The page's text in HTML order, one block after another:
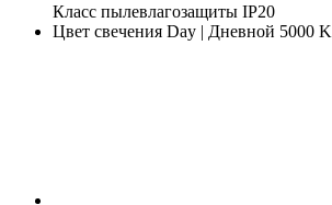
Класс пылевлагозащиты IP20
Цвет свечения Day | Дневной 5000 K